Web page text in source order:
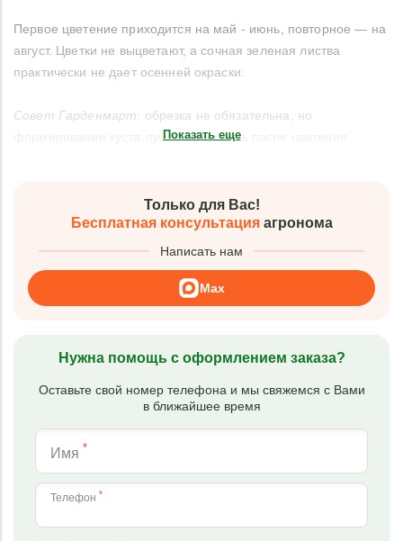
Первое цветение приходится на май - июнь, повторное — на
август. Цветки не выцветают, а сочная зеленая листва
практически не дает осенней окраски.
Совет Гарденмарт: обрезка не обязательна, но
формирование куста лучше проводить после цветения.
Показать еще
Только для Вас!
Бесплатная консультацияагронома
Написать нам
Max
Нужна помощь с оформлением заказа?
Оставьте свой номер телефона и мы свяжемся с Вами
в ближайшее время
Имя *
Телефон *